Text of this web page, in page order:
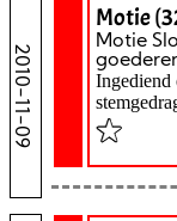
2010-11-09
Motie
Motie
Ingediend